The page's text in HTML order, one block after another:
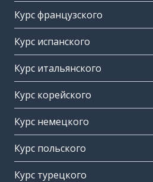
Курс французского
Курс испанского
Курс итальянского
Курс корейского
Курс немецкого
Курс польского
Курс турецкого